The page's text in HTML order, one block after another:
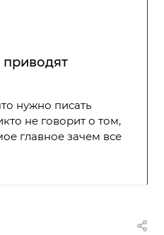
приводят
нужно писать
не говорит о том,
главное зачем все